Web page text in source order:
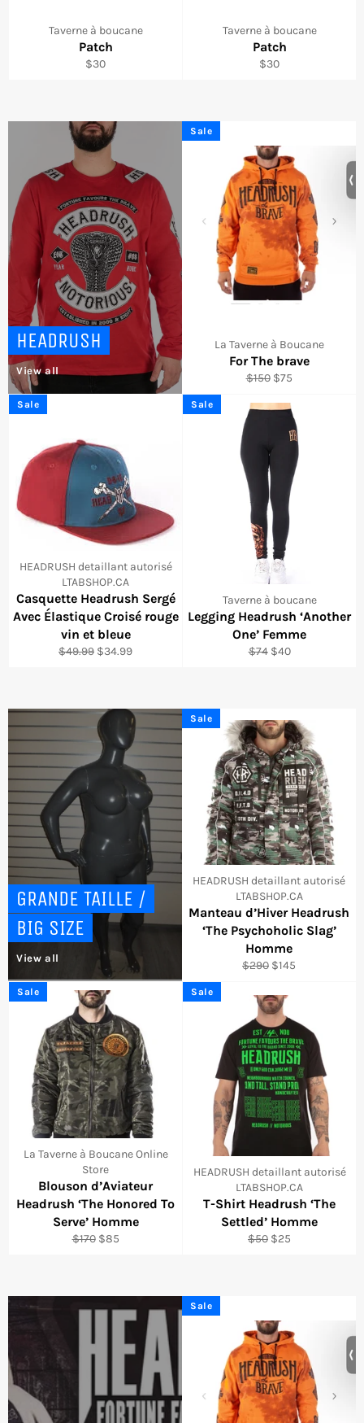
Taverne à boucane
Patch
Regular
$30
Taverne à boucane
Patch
Regular
$30
HEADRUSH
View all
La Taverne à Boucane
For The brave
Regular
$150 Sale
$75
Sale
HEADRUSH detaillant autorisé
LTABSHOP.CA
Casquette Headrush Sergé
Avec Élastique Croisé rouge
vin et bleue
Regular
$49.99 Sale
$34.99
Sale
Taverne à boucane
Legging Headrush ‘Another
One’ Femme
Regular
$74 Sale
$40
Sale
GRANDE TAILLE /
BIG SIZE
View all
HEADRUSH detaillant autorisé
LTABSHOP.CA
Manteau d’Hiver Headrush
‘The Psychoholic Slag’
Homme
Regular
$290 Sale
$145
Sale
La Taverne à Boucane Online
Store
Blouson d’Aviateur
Headrush ‘The Honored To
Serve’ Homme
Regular
$170 Sale
$85
Sale
HEADRUSH detaillant autorisé
LTABSHOP.CA
T-Shirt Headrush ‘The
Settled’ Homme
Regular
$50 Sale
$25
Sale
Sale